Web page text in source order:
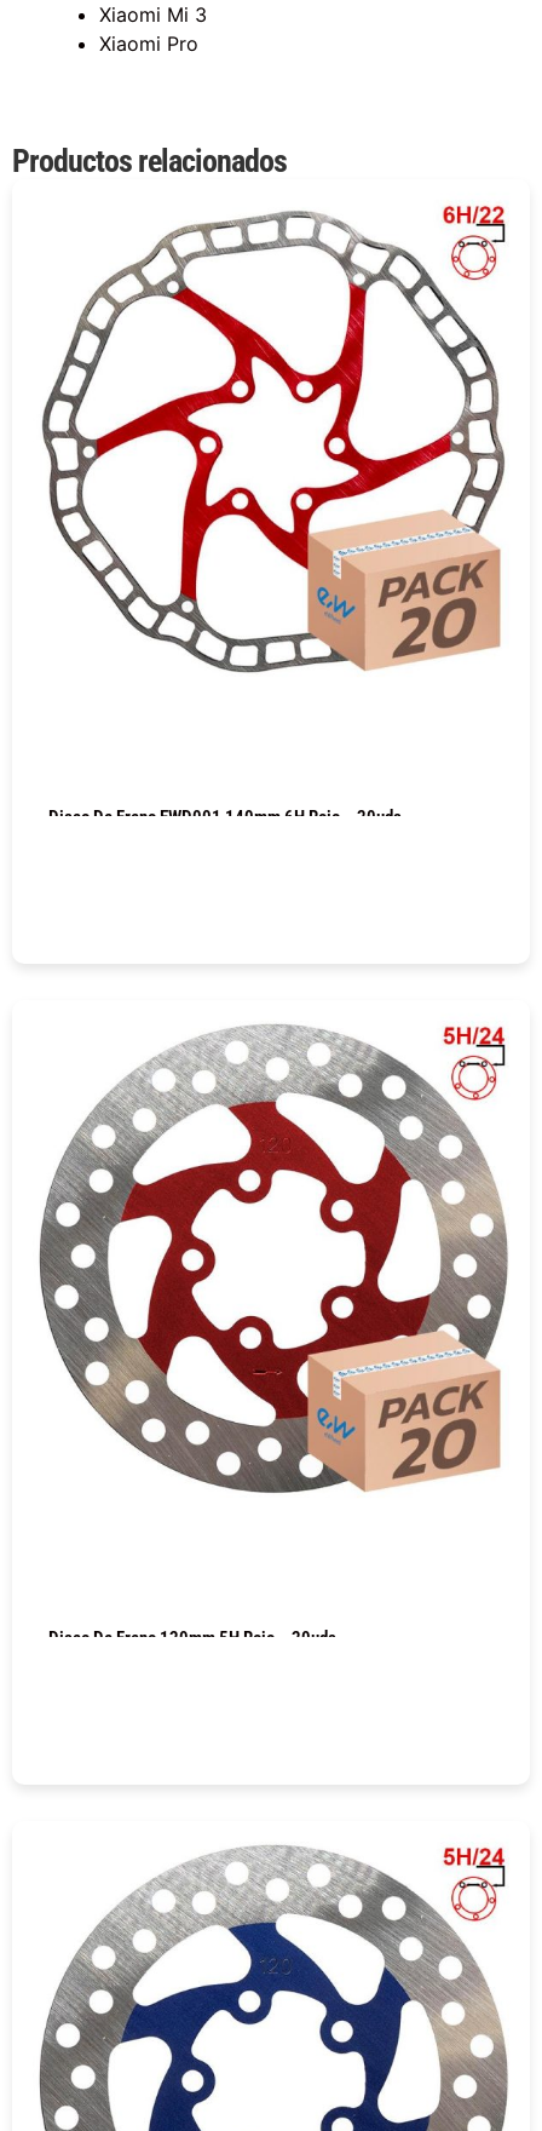
Xiaomi Mi 3
Xiaomi Pro
Productos relacionados
Disco De Freno EWD001 140mm 6H Rojo – 20uds
Disco De Freno 120mm 5H Rojo – 20uds